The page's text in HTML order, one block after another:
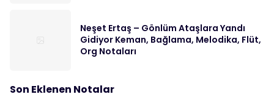
Neşet Ertaş – Gönlüm Ataşlara Yandı
Gidiyor Keman, Bağlama, Melodika, Flüt,
Org Notaları
Son Eklenen Notalar